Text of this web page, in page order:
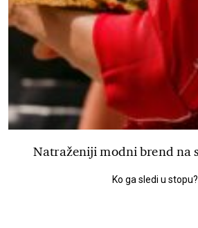
Natraženiji modni brend na
Ko ga sledi u stopu?